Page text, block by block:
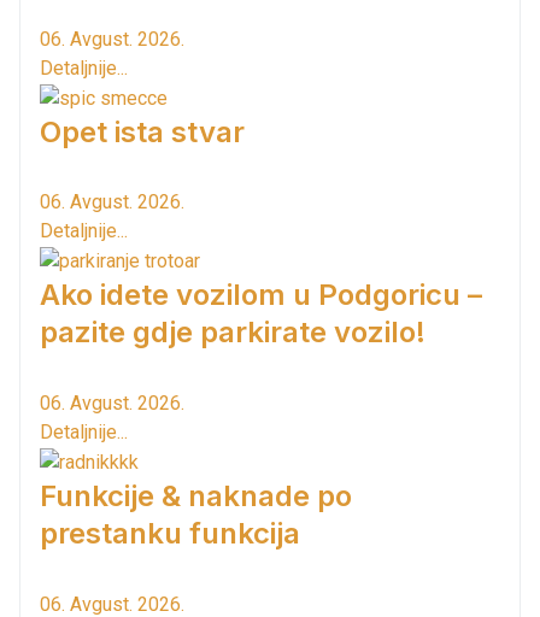
06. Avgust. 2026.
Detaljnije...
Opet ista stvar
06. Avgust. 2026.
Detaljnije...
Ako idete vozilom u Podgoricu –
pazite gdje parkirate vozilo!
06. Avgust. 2026.
Detaljnije...
Funkcije & naknade po
prestanku funkcija
06. Avgust. 2026.